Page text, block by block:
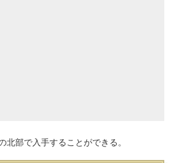
部で入手することができる。